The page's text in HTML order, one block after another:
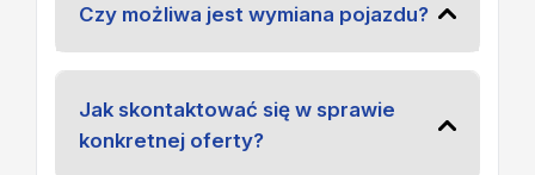
Czy możliwa jest wymiana pojazdu?
Jak skontaktować się w sprawie
konkretnej oferty?